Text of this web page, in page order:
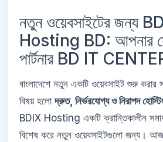
নতুন ওয়েবসাইটের জন্য
Hosting BD: আপনার
পার্টনার BD IT
বাংলাদেশে নতুন একটি ওয়েবসাইট শুরু করার
বিষয় হলোদ্রুত, নির্ভরযোগ্য ও নিরাপদ
BDIX Hosting একটি ক্রান্তিকালীন
বিশেষ করে নতুন ওয়েবসাইটগুলো জন্য।